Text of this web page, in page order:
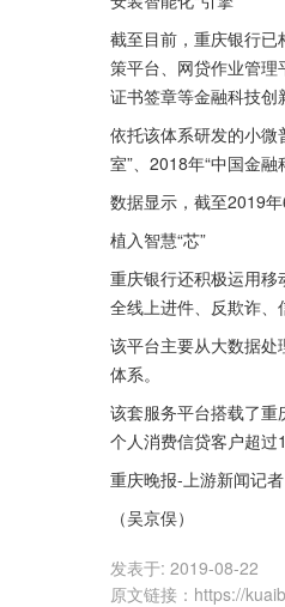
截至目前，重庆银行
策平台、网贷作业管
证书签章等金融科技创
依托该体系研发的小
室”、2018年“中国金融
数据显示，截至2019
植入智慧“芯”
重庆银行还积极运用
全线上进件、反欺诈、
该平台主要从大数据
体系。
该套服务平台搭载了重
个人消费信贷客户超过
重庆晚报-上游新闻记
（吴京俣）
发表于: 2019-08-22
原文链接 ： https://